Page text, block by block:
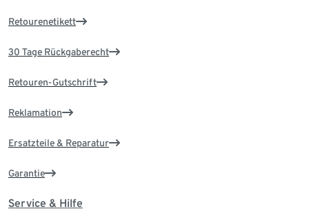
Retourenetikett
30 Tage Rückgaberecht
Retouren-Gutschrift
Reklamation
Ersatzteile & Reparatur
Garantie
Service & Hilfe